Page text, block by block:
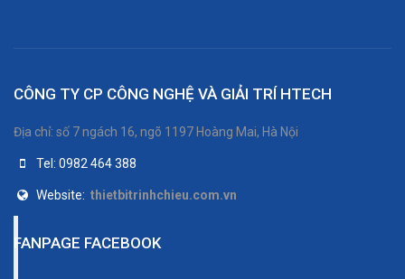
CÔNG TY CP CÔNG NGHỆ VÀ GIẢI TRÍ HTECH
Địa chỉ: số 7 ngách 16, ngõ 1197 Hoàng Mai, Hà Nội
Tel: 0982 464 388
Website: thietbitrinhchieu.com.vn
FANPAGE FACEBOOK